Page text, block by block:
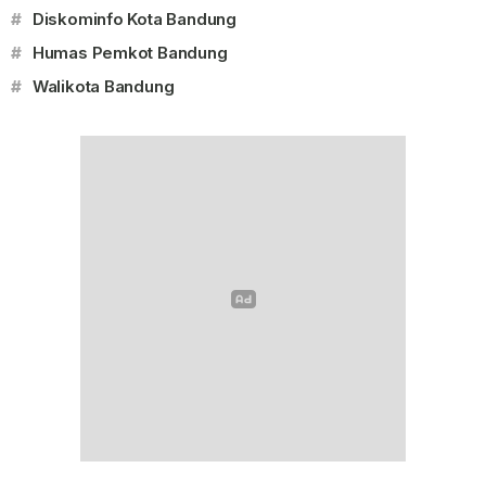
# Diskominfo Kota Bandung
# Humas Pemkot Bandung
# Walikota Bandung